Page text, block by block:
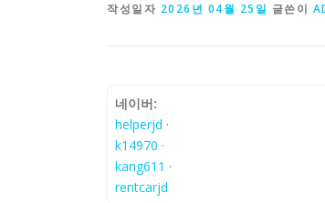
작성일자 2026년 04월 25일 글쓴이
네이버:
helperjd ·
k14970 ·
kang611 ·
rentcarjd